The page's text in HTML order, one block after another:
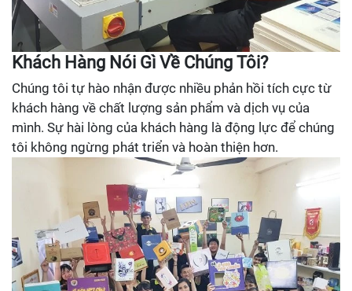
Khách Hàng Nói Gì Về Chúng Tôi?
Chúng tôi tự hào nhận được nhiều phản hồi tích cực từ
khách hàng về chất lượng sản phẩm và dịch vụ của
mình. Sự hài lòng của khách hàng là động lực để chúng
tôi không ngừng phát triển và hoàn thiện hơn.